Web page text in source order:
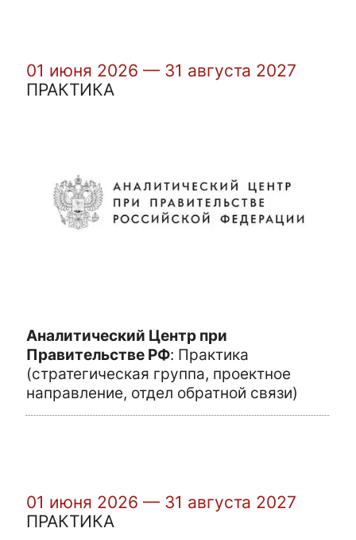
01 июня 2026 — 31 августа 2027
ПРАКТИКА
Аналитический Центр при
Правительстве РФ: Практика
(стратегическая группа, проектное
направление, отдел обратной связи)
01 июня 2026 — 31 августа 2027
ПРАКТИКА